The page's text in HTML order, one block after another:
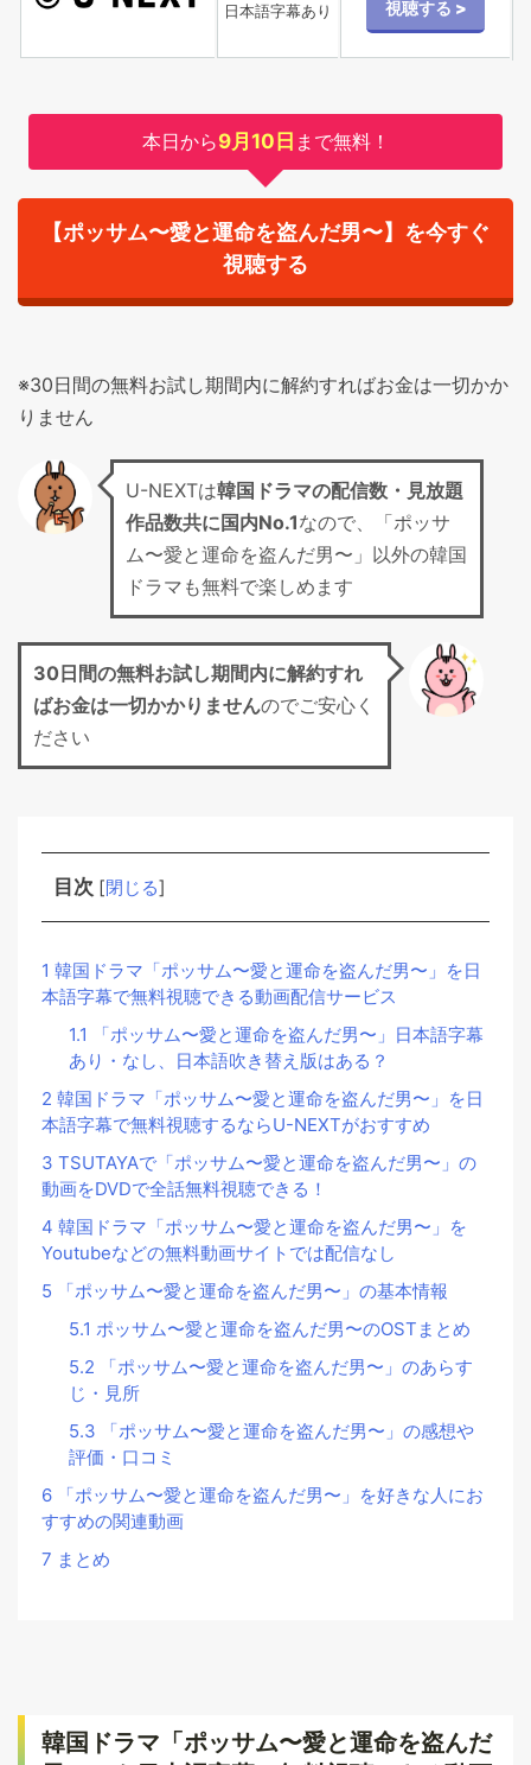
日本語字幕あり
本日から9月10日 まで無料！
【ポッサム〜愛と運命を盗んだ男〜】を今すぐ
視聴する
※30日間の無料お試し期間内に解約すればお金は一切かか
りません
U-NEXTは韓国ドラマの配信数・見放題
作品数共に国内No.1なので、「ポッサ
ム〜愛と運命を盗んだ男〜」以外の韓国
ドラマも無料で楽しめます
30日間の無料お試し期間内に解約すれ
ばお金は一切かかりませんのでご安心く
ださい
目次 [閉じる]
1 韓国ドラマ「ポッサム〜愛と運命を盗んだ男〜」を日
本語字幕で無料視聴できる動画配信サービス
1.1 「ポッサム〜愛と運命を盗んだ男〜」日本語字幕
あり・なし、日本語吹き替え版はある？
2 韓国ドラマ「ポッサム〜愛と運命を盗んだ男〜」を日
本語字幕で無料視聴するならU-NEXTがおすすめ
3 TSUTAYAで「ポッサム〜愛と運命を盗んだ男〜」の
動画をDVDで全話無料視聴できる！
4 韓国ドラマ「ポッサム〜愛と運命を盗んだ男〜」を
Youtubeなどの無料動画サイトでは配信なし
5 「ポッサム〜愛と運命を盗んだ男〜」の基本情報
5.1 ポッサム〜愛と運命を盗んだ男〜のOSTまとめ
5.2 「ポッサム〜愛と運命を盗んだ男〜」のあらす
じ・見所
5.3 「ポッサム〜愛と運命を盗んだ男〜」の感想や
評価・口コミ
6 「ポッサム〜愛と運命を盗んだ男〜」を好きな人にお
すすめの関連動画
7 まとめ
韓国ドラマ「ポッサム〜愛と運命を盗んだ